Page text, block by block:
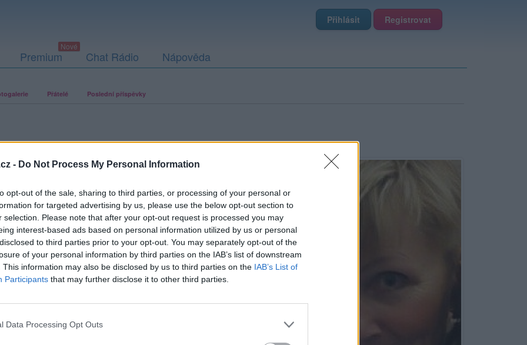
- Do Not Process My Personal Information
opt-out of the sale, sharing to third parties, or processing of your personal or
for targeted advertising by us, please use the below opt-out section to
selection. Please note that after your opt-out request is processed you may
interest-based ads based on personal information utilized by us or personal
to third parties prior to your opt-out. You may separately opt-out of the
of your personal information by third parties on the IAB’s list of downstream
This information may also be disclosed by us to third parties on the IAB’s List of
Participants that may further disclose it to other third parties.
Data Processing Opt Outs
Přihlásit Registrovat
Premium Chat Rádio Nápověda
Přátelé Poslední příspěvky
fotografií. U neověřených profilů nelze zaručit, že fotografie a